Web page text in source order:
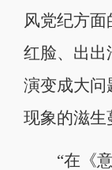
风党纪方面
红脸、出出
演变成大问
现象的滋生
“在《意